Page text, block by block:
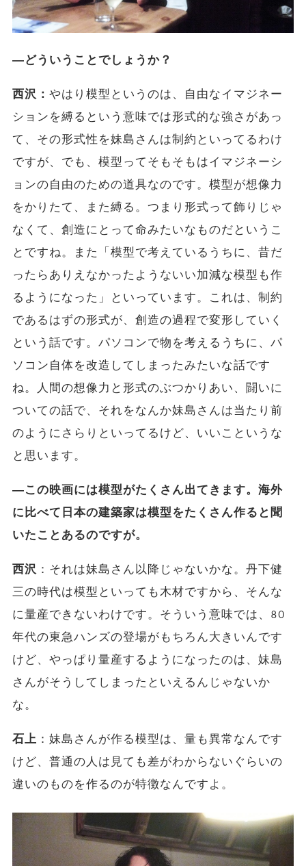
―どういうことでしょうか？
西沢： やはり模型というのは、自由なイマジネー
ションを縛るという意味では形式的な強さがあっ
て、その形式性を妹島さんは制約といってるわけ
ですが、でも、模型ってそもそもはイマジネーシ
ョンの自由のための道具なのです。模型が想像力
をかりたて、また縛る。つまり形式って飾りじゃ
なくて、創造にとって命みたいなものだというこ
とですね。また「模型で考えているうちに、昔だ
ったらありえなかったようないい加減な模型も作
るようになった」といっています。これは、制約
であるはずの形式が、創造の過程で変形していく
という話です。パソコンで物を考えるうちに、パ
ソコン自体を改造してしまったみたいな話です
ね。人間の想像力と形式のぶつかりあい、闘いに
ついての話で、それをなんか妹島さんは当たり前
のようにさらりといってるけど、いいこというな
と思います。
―この映画には模型がたくさん出てきます。海外
に比べて日本の建築家は模型をたくさん作ると聞
いたことあるのですが。
西沢 ：それは妹島さん以降じゃないかな。丹下健
三の時代は模型といっても木材ですから、そんな
に量産できないわけです。そういう意味では、80
年代の東急ハンズの登場がもちろん大きいんです
けど、やっぱり量産するようになったのは、妹島
さんがそうしてしまったといえるんじゃないか
な。
石上 ：妹島さんが作る模型は、量も異常なんです
けど、普通の人は見ても差がわからないぐらいの
違いのものを作るのが特徴なんですよ。